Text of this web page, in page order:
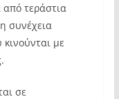
από τεράστια
συνέχεια
με
σε